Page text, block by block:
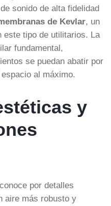
sonido de alta fidelidad
de Kevlar, un
este tipo de utilitarios. La
fundamental,
se puedan abatir por
al máximo.
y
por detalles
aire más robusto y